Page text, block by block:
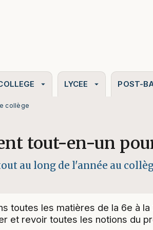
arrow_drop_down LYCEE arrow_drop_down POST-
collège
tout-en-un
au long de l'année au
toutes les matières de la 6e à
et revoir toutes les notions du